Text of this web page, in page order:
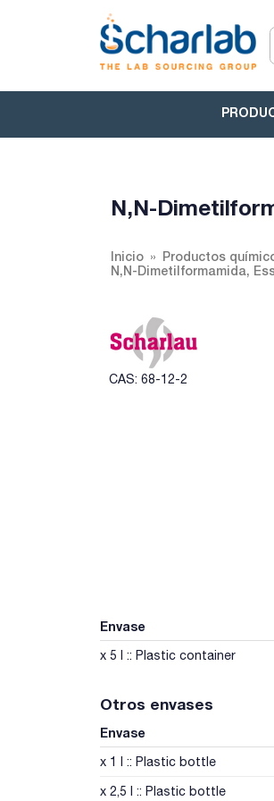
N,N-
Inicio Productos
N,N-Dimetilformamida,
CAS: 68-12-2
Envase
x 5 l :: Plastic container
Otros envases
Envase
x 1 l :: Plastic bottle
x 2,5 l :: Plastic bottle